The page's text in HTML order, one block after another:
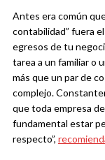
Antes era común
contabilidad” fuera
egresos de tu
tarea a un familiar o
más que un par de
complejo.
que toda empresa
fundamental estar
respecto”,